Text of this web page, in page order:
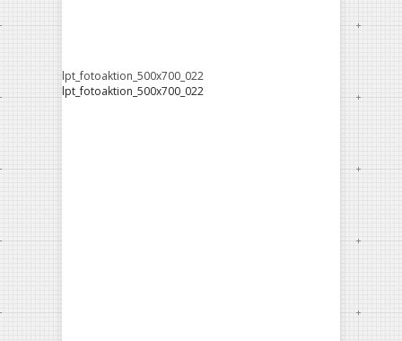
lpt_fotoaktion_500x700_022
lpt_fotoaktion_500x700_022